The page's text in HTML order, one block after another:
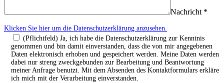
Nachricht *
Klicken Sie hier um die Datenschutzerklärung anzusehen.
(Pflichtfeld) Ja, ich habe die Datenschutzerklärung zur Kenntnis
genommen und bin damit einverstanden, dass die von mir angegebenen
Daten elektronisch erhoben und gespeichert werden. Meine Daten werden
dabei nur streng zweckgebunden zur Bearbeitung und Beantwortung
meiner Anfrage benutzt. Mit dem Absenden des Kontaktformulars erkläre
ich mich mit der Verarbeitung einverstanden.